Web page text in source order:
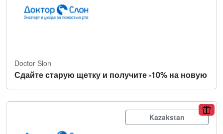
Doctor Slon
Сдайте старую щетку и получите -10% на новую
Kazakstan